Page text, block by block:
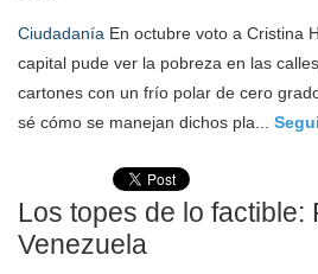
Ciudadanía En octubre voto a Cristina
capital pude ver la pobreza en las
cartones con un frío polar de cero
sé cómo se manejan dichos pla...
Los topes de lo
Venezuela